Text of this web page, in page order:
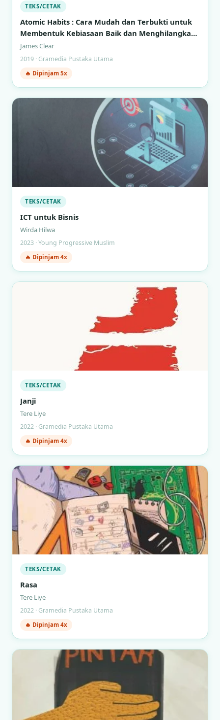
TEKS/CETAK
Atomic Habits : Cara Mudah dan Terbukti untuk
Membentuk Kebiasaan Baik dan Menghilangkan
Kebiasaan Buruk
James Clear
2019 · Gramedia Pustaka Utama
🔥 Dipinjam 5x
TEKS/CETAK
ICT untuk Bisnis
Wirda Hilwa
2023 · Young Progressive Muslim
🔥 Dipinjam 4x
TEKS/CETAK
Janji
Tere Liye
2022 · Gramedia Pustaka Utama
🔥 Dipinjam 4x
TEKS/CETAK
Rasa
Tere Liye
2022 · Gramedia Pustaka Utama
🔥 Dipinjam 4x